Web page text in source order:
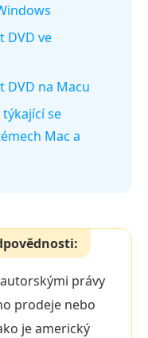
DVD ve
DVD na Macu
týkající se
Mac a
právy
prodeje nebo
je americký